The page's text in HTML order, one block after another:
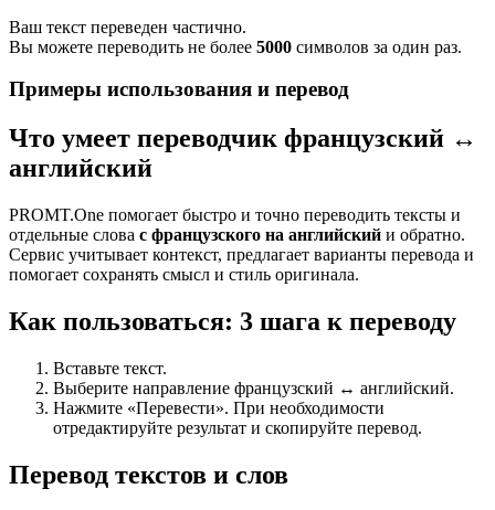
Ваш текст переведен частично.
Вы можете переводить не более 5000 символов за один раз.
Примеры использования и перевод
Что умеет переводчик французский ↔
английский
PROMT.One помогает быстро и точно переводить тексты и
отдельные слова с французского на английский и обратно.
Сервис учитывает контекст, предлагает варианты перевода и
помогает сохранять смысл и стиль оригинала.
Как пользоваться: 3 шага к переводу
Вставьте текст.
Выберите направление французский ↔ английский.
Нажмите «Перевести». При необходимости
отредактируйте результат и скопируйте перевод.
Перевод текстов и слов